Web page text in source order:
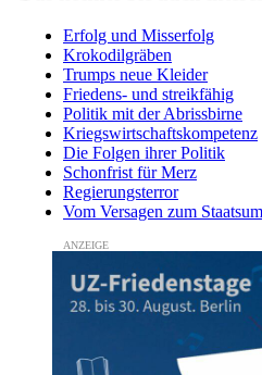
Erfolg und Misserfolg
Krokodilgräben
Trumps neue Kleider
Friedens- und streikfähig
Politik mit der Abrissbirne
Kriegswirtschaftskompetenz
Die Folgen ihrer Politik
Schonfrist für Merz
Regierungsterror
Vom Versagen zum